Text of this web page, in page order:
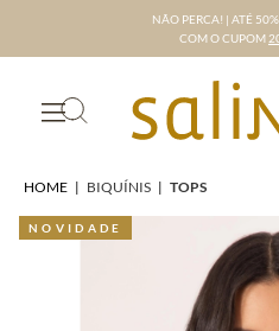
NÃO PERCA! | ATÉ
COM O CUPOM
HOME | BIQUÍNIS | TOPS
NOVIDADE